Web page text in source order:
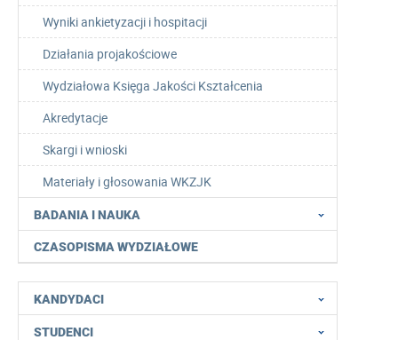
Wyniki ankietyzacji i hospitacji
Działania projakościowe
Wydziałowa Księga Jakości Kształcenia
Akredytacje
Skargi i wnioski
Materiały i głosowania WKZJK
BADANIA I NAUKA
CZASOPISMA WYDZIAŁOWE
KANDYDACI
STUDENCI